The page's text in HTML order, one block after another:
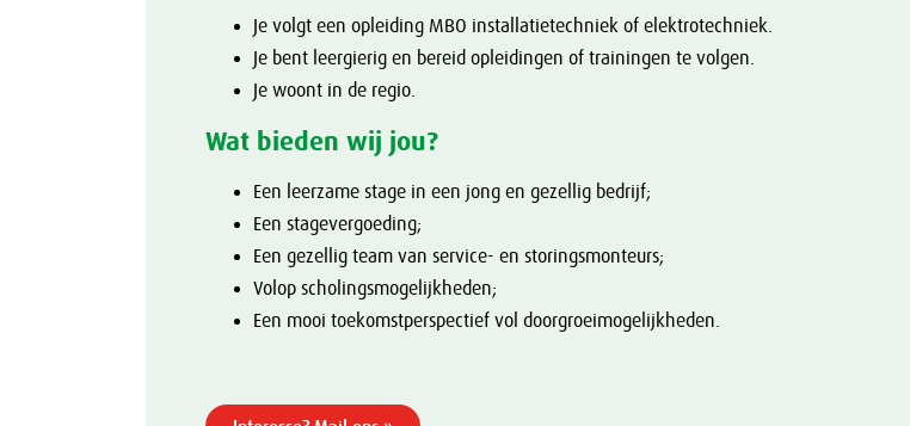
Je volgt een opleiding MBO installatietechniek of elektrotechniek.
Je bent leergierig en bereid opleidingen of trainingen te volgen.
Je woont in de regio.
Wat bieden wij jou?
Een leerzame stage in een jong en gezellig bedrijf;
Een stagevergoeding;
Een gezellig team van service- en storingsmonteurs;
Volop scholingsmogelijkheden;
Een mooi toekomstperspectief vol doorgroeimogelijkheden.